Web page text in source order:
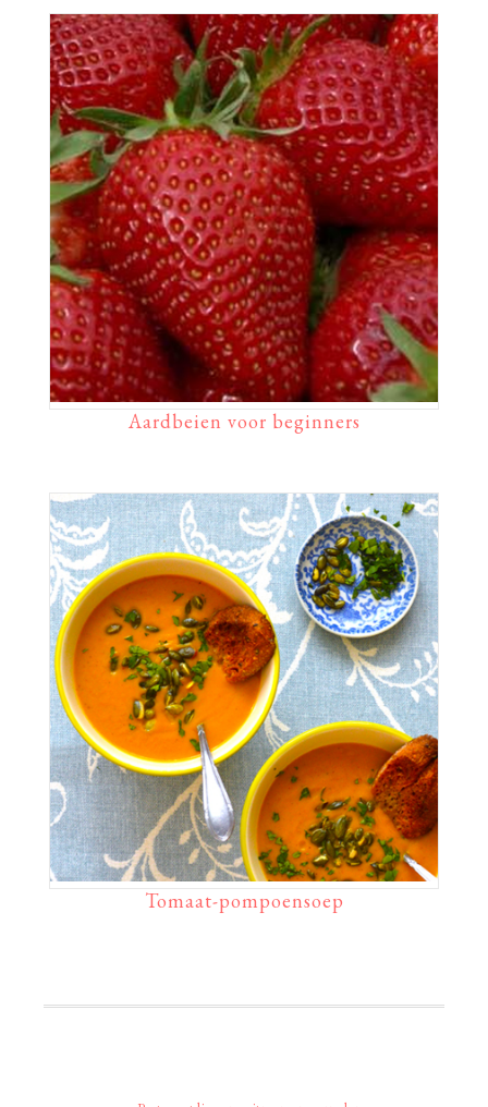
Aardbeien voor beginners
Tomaat-pompoensoep